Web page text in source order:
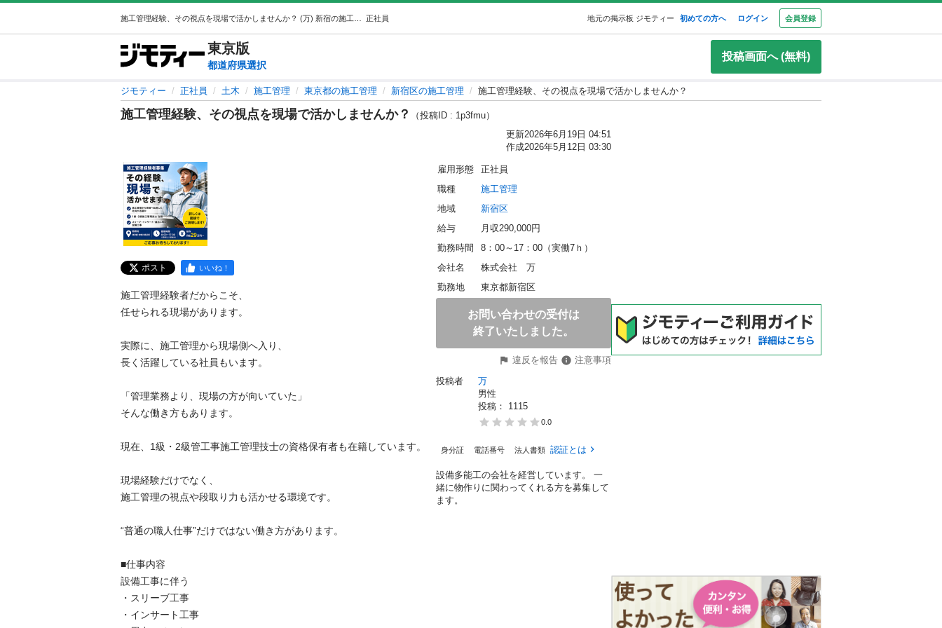
正社員 地元の掲示板 ジモティー 初めての方へ ログイン 会員登録
東京版
都道府県選択
投稿画面へ (無料)
ジモティー 正社員 土木 施工管理 東京都の施工管理 新宿区の施工管理 施工管理経験、その視点を現場で活かしませんか？
施工管理経験、その視点を現場で活かしませんか？
（投稿ID : 1p3fmu）
更新2026年6月19日 04:51
作成2026年5月12日 03:30
ポスト いいね！
施工管理経験者だからこそ、
任せられる現場があります。
実際に、施工管理から現場側へ入り、
長く活躍している社員もいます。
「管理業務より、現場の方が向いていた」
そんな働き方もあります。
現在、1級・2級管工事施工管理技士の資格保有者も在籍しています。
現場経験だけでなく、
施工管理の視点や段取り力も活かせる環境です。
“普通の職人仕事”だけではない働き方があります。
■仕事内容
設備工事に伴う
・スリーブ工事
・インサート工事
雇用形態
正社員
職種
施工管理
地域
新宿区
給与
月収290,000円
勤務時間
8：00～17：00（実働7ｈ）
会社名
株式会社　万
勤務地
東京都新宿区
お問い合わせの受付は
終了いたしました。
違反を報告
注意事項
投稿者
万
男性
投稿： 1115
0.0
身分証 電話番号 法人書類 認証とは
設備多能工の会社を経営しています。 一
緒に物作りに関わってくれる方を募集して
ます。